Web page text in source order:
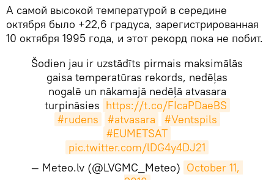
А самой высокой температурой в середине
октября было +22,6 градуса, зарегистрированная
10 октября 1995 года, и этот рекорд пока не побит.
Šodien jau ir uzstādīts pirmais maksimālās
gaisa temperatūras rekords, nedēļas
nogalē un nākamajā nedēļā atvasara
turpināsies https://t.co/FIcaPDaeBS
#rudens
#atvasara
#Ventspils
#EUMETSAT
pic.twitter.com/lDG4y4DJ21
— Meteo.lv (@LVGMC_Meteo) October 11,